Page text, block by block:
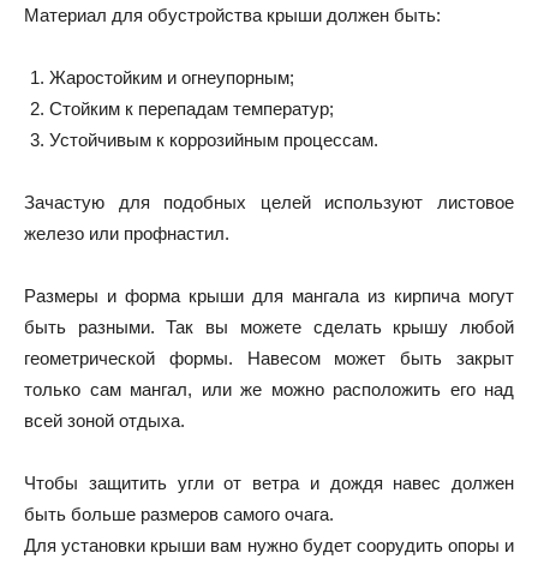
Материал для обустройства крыши должен быть:
Жаростойким и огнеупорным;
Стойким к перепадам температур;
Устойчивым к коррозийным процессам.
Зачастую для подобных целей используют листовое
железо или профнастил.
Размеры и форма крыши для мангала из кирпича могут
быть разными. Так вы можете сделать крышу любой
геометрической формы. Навесом может быть закрыт
только сам мангал, или же можно расположить его над
всей зоной отдыха.
Чтобы защитить угли от ветра и дождя навес должен
быть больше размеров самого очага.
Для установки крыши вам нужно будет соорудить опоры и